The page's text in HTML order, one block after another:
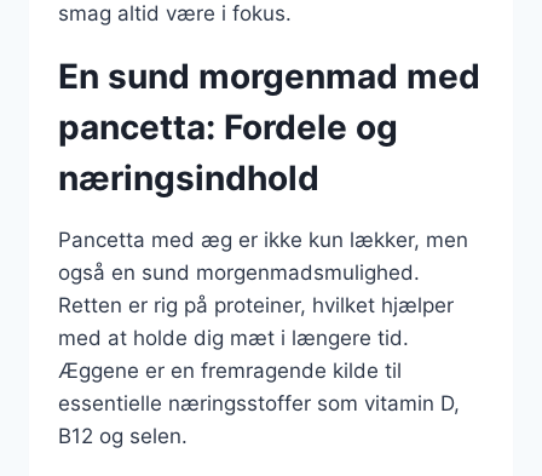
smag altid være i fokus.
En sund morgenmad med
pancetta: Fordele og
næringsindhold
Pancetta med æg er ikke kun lækker, men
også en sund morgenmadsmulighed.
Retten er rig på proteiner, hvilket hjælper
med at holde dig mæt i længere tid.
Æggene er en fremragende kilde til
essentielle næringsstoffer som vitamin D,
B12 og selen.